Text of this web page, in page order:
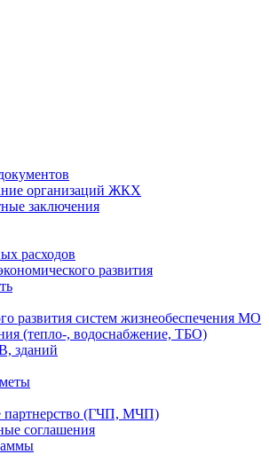
организаций ЖКХ
заключения
расходов
развития
развития систем жизнеобеспечения МО
(тепло-, водоснабжение, ТБО)
зданий
партнерство (ГЧП, МЧП)
соглашения